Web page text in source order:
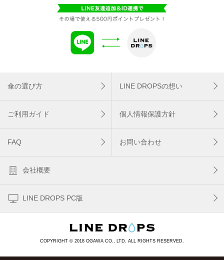
傘の選び方 LINE DROPSの想い
ご利用ガイド 個人情報保護方針
FAQ お問い合わせ
会社概要
LINE DROPS PC版
COPYRIGHT © 2018 OGAWA CO., LTD. ALL RIGHTS RESERVED.